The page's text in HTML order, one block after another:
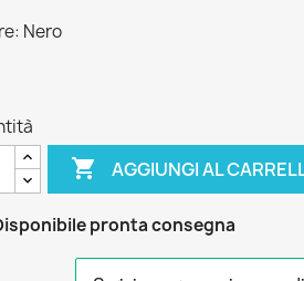
Nero
 AGGIUNGI AL
pronta consegna